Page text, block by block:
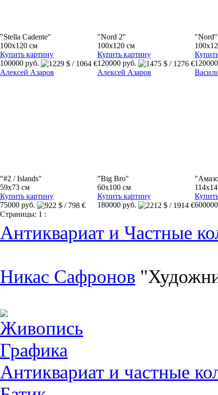
"Stella Cadente"
100x120 см
Купить картину
100000 руб.
"Nord 2"
100x120 см
Купить картину
120000 руб.
"Nord"
Алексей Азаров
"#2 / Islands"
59x73 см
Купить картину
75000 руб.
Алексей Азаров
"Big Bro"
60x100 см
Купить картину
180000 руб.
Страницы: 1 :
Антиквариат и Частные
Никас Сафронов
Живопись
Графика
Антиквариат и частные